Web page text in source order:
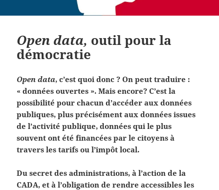
Open data, outil pour la
démocratie
Open data, c’est quoi donc ? On peut traduire :
« données ouvertes ». Mais encore? C’est la
possibilité pour chacun d’accéder aux données
publiques, plus précisément aux données issues
de l’activité publique, données qui le plus
souvent ont été financées par le citoyens à
travers les tarifs ou l’impôt local.
Du secret des administrations, à l’action de la
CADA, et à l’obligation de rendre accessibles les